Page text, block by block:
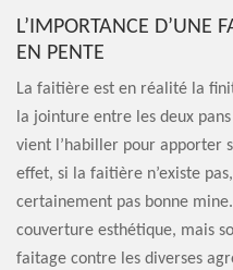
L’IMPORTANCE D’UNE
EN PENTE
La faitière est en réalité la
la jointure entre les deux
vient l’habiller pour apporter
effet, si la faitière n’existe
certainement pas bonne
couverture esthétique, mais
faitage contre les diverses